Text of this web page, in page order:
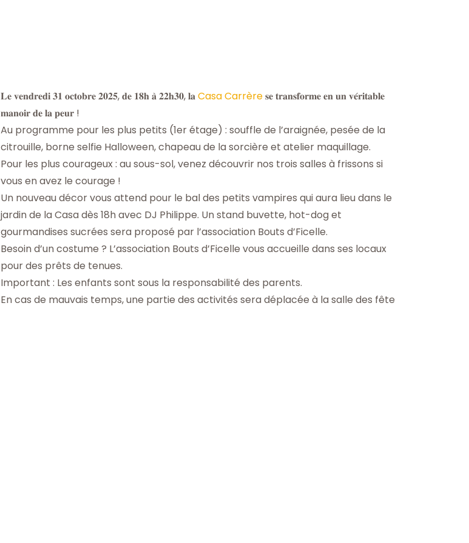
𝐋𝐞 𝐯𝐞𝐧𝐝𝐫𝐞𝐝𝐢 𝟑𝟏 𝐨𝐜𝐭𝐨𝐛𝐫𝐞 𝟐𝟎𝟐𝟓, 𝐝𝐞 𝟏𝟖𝐡 𝐚̀ 𝟐𝟐𝐡𝟑𝟎, 𝐥𝐚Casa Carrère𝐬𝐞 𝐭𝐫𝐚𝐧𝐬𝐟𝐨𝐫𝐦𝐞 𝐞𝐧 𝐮𝐧 𝐯𝐞́𝐫𝐢𝐭𝐚𝐛𝐥𝐞
𝐦𝐚𝐧𝐨𝐢𝐫 𝐝𝐞 𝐥𝐚 𝐩𝐞𝐮𝐫 !
Au programme pour les plus petits (1er étage) : souffle de l’araignée, pesée de la
citrouille, borne selfie Halloween, chapeau de la sorcière et atelier maquillage.
Pour les plus courageux : au sous-sol, venez découvrir nos trois salles à frissons si
vous en avez le courage !
Un nouveau décor vous attend pour le bal des petits vampires qui aura lieu dans le
jardin de la Casa dès 18h avec DJ Philippe. Un stand buvette, hot-dog et
gourmandises sucrées sera proposé par l’association Bouts d’Ficelle.
Besoin d’un costume ? L’association Bouts d’Ficelle vous accueille dans ses locaux
pour des prêts de tenues.
Important : Les enfants sont sous la responsabilité des parents.
En cas de mauvais temps, une partie des activités sera déplacée à la salle des fête